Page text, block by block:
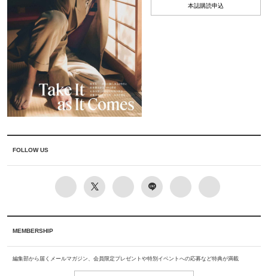
本誌購読申込
FOLLOW US
MEMBERSHIP
編集部から届くメールマガジン、会員限定プレゼントや特別イベントへの応募など特典が満載